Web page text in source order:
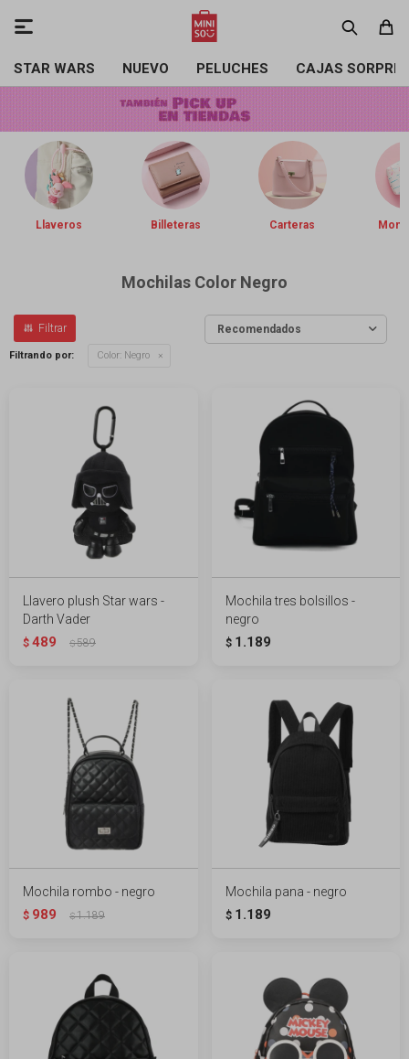
STAR WARS NUEVO PELUCHES CAJAS

Llaveros Billeteras Carteras
Mochilas Color Negro
Recomendados
Filtrando por: Color: Negro
Llavero plush Star wars -
Darth Vader
$ 489 $589
Mochila tres bolsillos -
negro
$ 1.189
Mochila rombo - negro
$ 989 $1.189
Mochila pana - negro
$ 1.189